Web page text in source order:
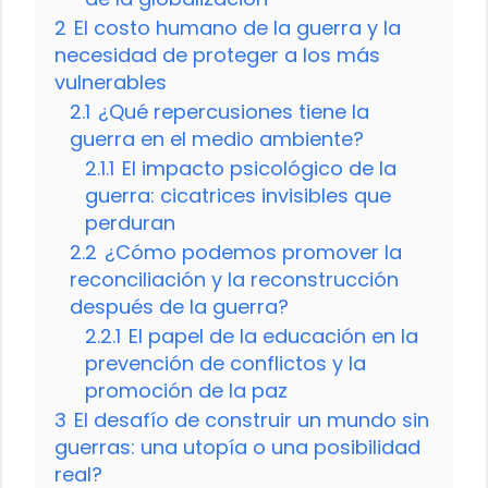
2 El costo humano de la guerra y la
necesidad de proteger a los más
vulnerables
2.1 ¿Qué repercusiones tiene la
guerra en el medio ambiente?
2.1.1 El impacto psicológico de la
guerra: cicatrices invisibles que
perduran
2.2 ¿Cómo podemos promover la
reconciliación y la reconstrucción
después de la guerra?
2.2.1 El papel de la educación en la
prevención de conflictos y la
promoción de la paz
3 El desafío de construir un mundo sin
guerras: una utopía o una posibilidad
real?